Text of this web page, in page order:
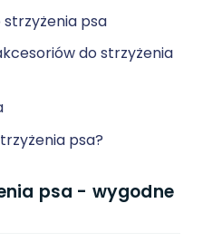
strzyżenia psa
do strzyżenia
psa?
psa - wygodne